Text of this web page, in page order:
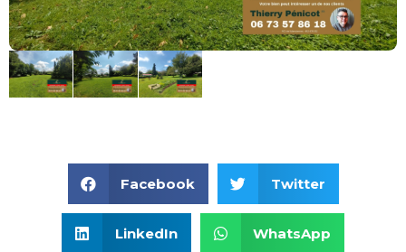
Facebook Twitter
LinkedIn WhatsApp